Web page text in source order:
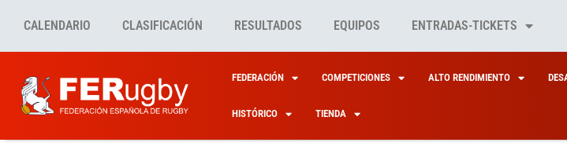
CALENDARIO CLASIFICACIÓN RESULTADOS EQUIPOS ENTRADAS-TICKETS
FEDERACIÓN COMPETICIONES ALTO RENDIMIENTO
HISTÓRICO TIENDA